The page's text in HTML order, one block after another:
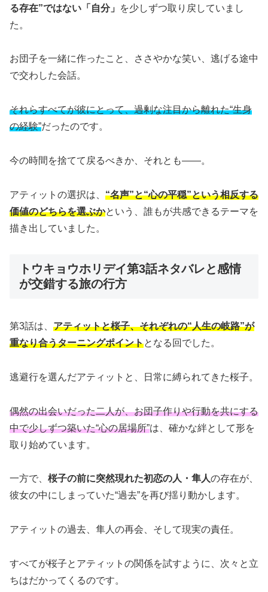
る存在”ではない「自分」
を少しずつ取り戻していまし
た。
お団子を一緒に作ったこと、ささやかな笑い、逃げる途中
で交わした会話。
それらすべてが彼にとって、過剰な注目から離れた“生身
の経験”だったのです。
今の時間を捨てて戻るべきか、それとも――。
アティットの選択は、 “名声”と“心の平穏”という相反する
価値のどちらを選ぶかという、誰もが共感できるテーマを
描き出していました。
トウキョウホリデイ第3話ネタバレと感情
が交錯する旅の行方
第3話は、 アティットと桜子、それぞれの“人生の岐路”が
重なり合うターニングポイントとなる回でした。
逃避行を選んだアティットと、日常に縛られてきた桜子。
偶然の出会いだった二人が、お団子作りや行動を共にする
中で少しずつ築いた“心の居場所”は、確かな絆として形を
取り始めています。
一方で、 桜子の前に突然現れた初恋の人・隼人の存在が、
彼女の中にしまっていた“過去”を再び揺り動かします。
アティットの過去、隼人の再会、そして現実の責任。
すべてが桜子とアティットの関係を試すように、次々と立
ちはだかってくるのです。